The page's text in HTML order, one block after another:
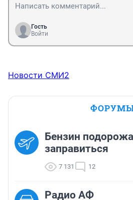
Гость
Войти
Новости СМИ2
Бензин
заправиться
7 131 12
Радио АФ